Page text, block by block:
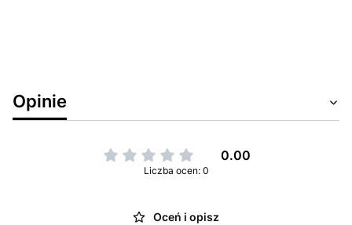
Opinie
0.00
Liczba ocen: 0
Oceń i opisz